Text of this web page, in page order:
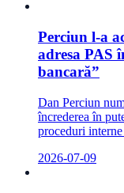
Perciun l-a
adresa PAS
bancară”
Dan Perciun
încrederea în
proceduri
2026-07-09